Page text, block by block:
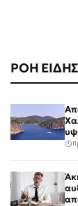
ΡΟΗ